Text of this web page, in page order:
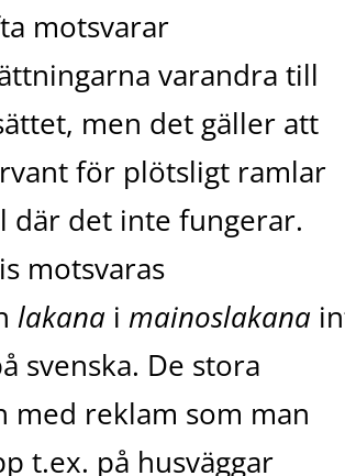
motsvarar
varandra till
men det gäller att
för plötsligt ramlar
där det inte fungerar.
motsvaras
lakana i mainoslakana
svenska. De stora
med reklam som man
t.ex. på husväggar